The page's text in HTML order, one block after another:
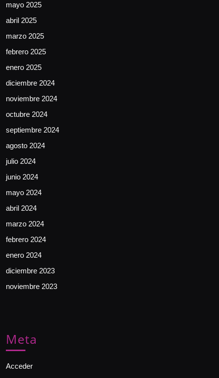
mayo 2025
abril 2025
marzo 2025
febrero 2025
enero 2025
diciembre 2024
noviembre 2024
octubre 2024
septiembre 2024
agosto 2024
julio 2024
junio 2024
mayo 2024
abril 2024
marzo 2024
febrero 2024
enero 2024
diciembre 2023
noviembre 2023
Meta
Acceder